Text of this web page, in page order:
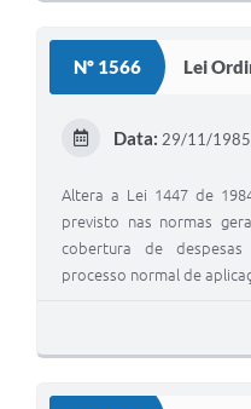
Nº 1566 Lei
Data: 29/11/1985
Altera a Lei 1447 de
previsto nas normas
cobertura de
processo normal de